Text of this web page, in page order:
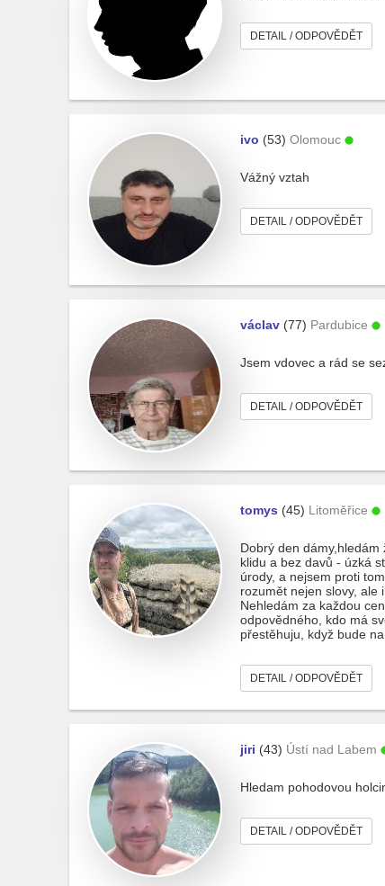
DETAIL / ODPOVĚDĚT
ivo (53) Olomouc
Vážný vztah
DETAIL / ODPOVĚDĚT
václav (77) Pardubice
Jsem vdovec a rád se
DETAIL / ODPOVĚDĚT
tomys (45) Litoměřice
Dobrý den
klidu a bez davů - úzká
úrody, a nejsem proti
rozumět nejen slovy, ale
Nehledám za každou
odpovědného, kdo má
přestěhuju, když bude
DETAIL / ODPOVĚDĚT
jiri (43) Ústí nad Labem
Hledam pohodovou
DETAIL / ODPOVĚDĚT